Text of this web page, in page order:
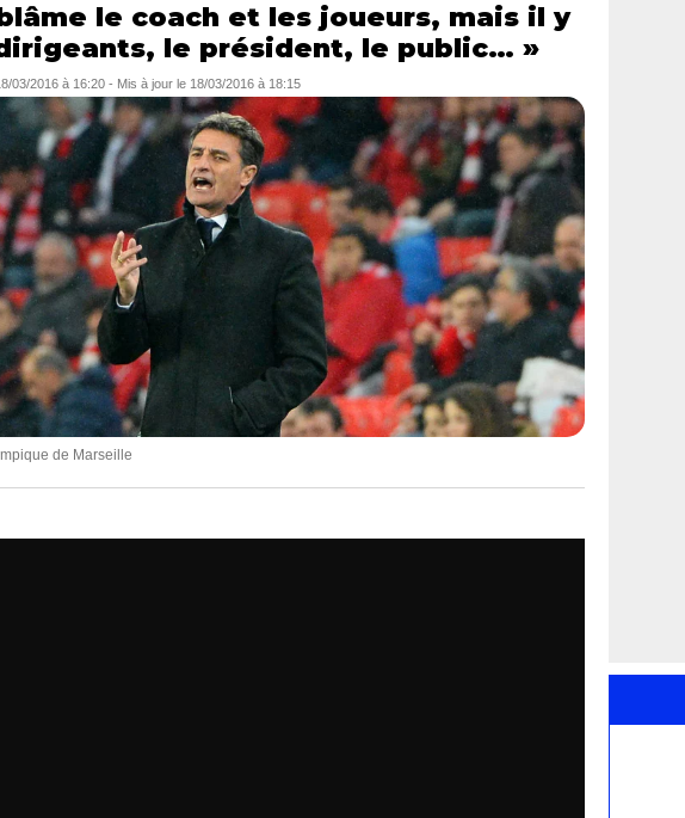
le coach et les joueurs, mais il y
le président, le public… »
03/2016 à 16:20 - Mis à jour le 18/03/2016 à 18:15
de Marseille